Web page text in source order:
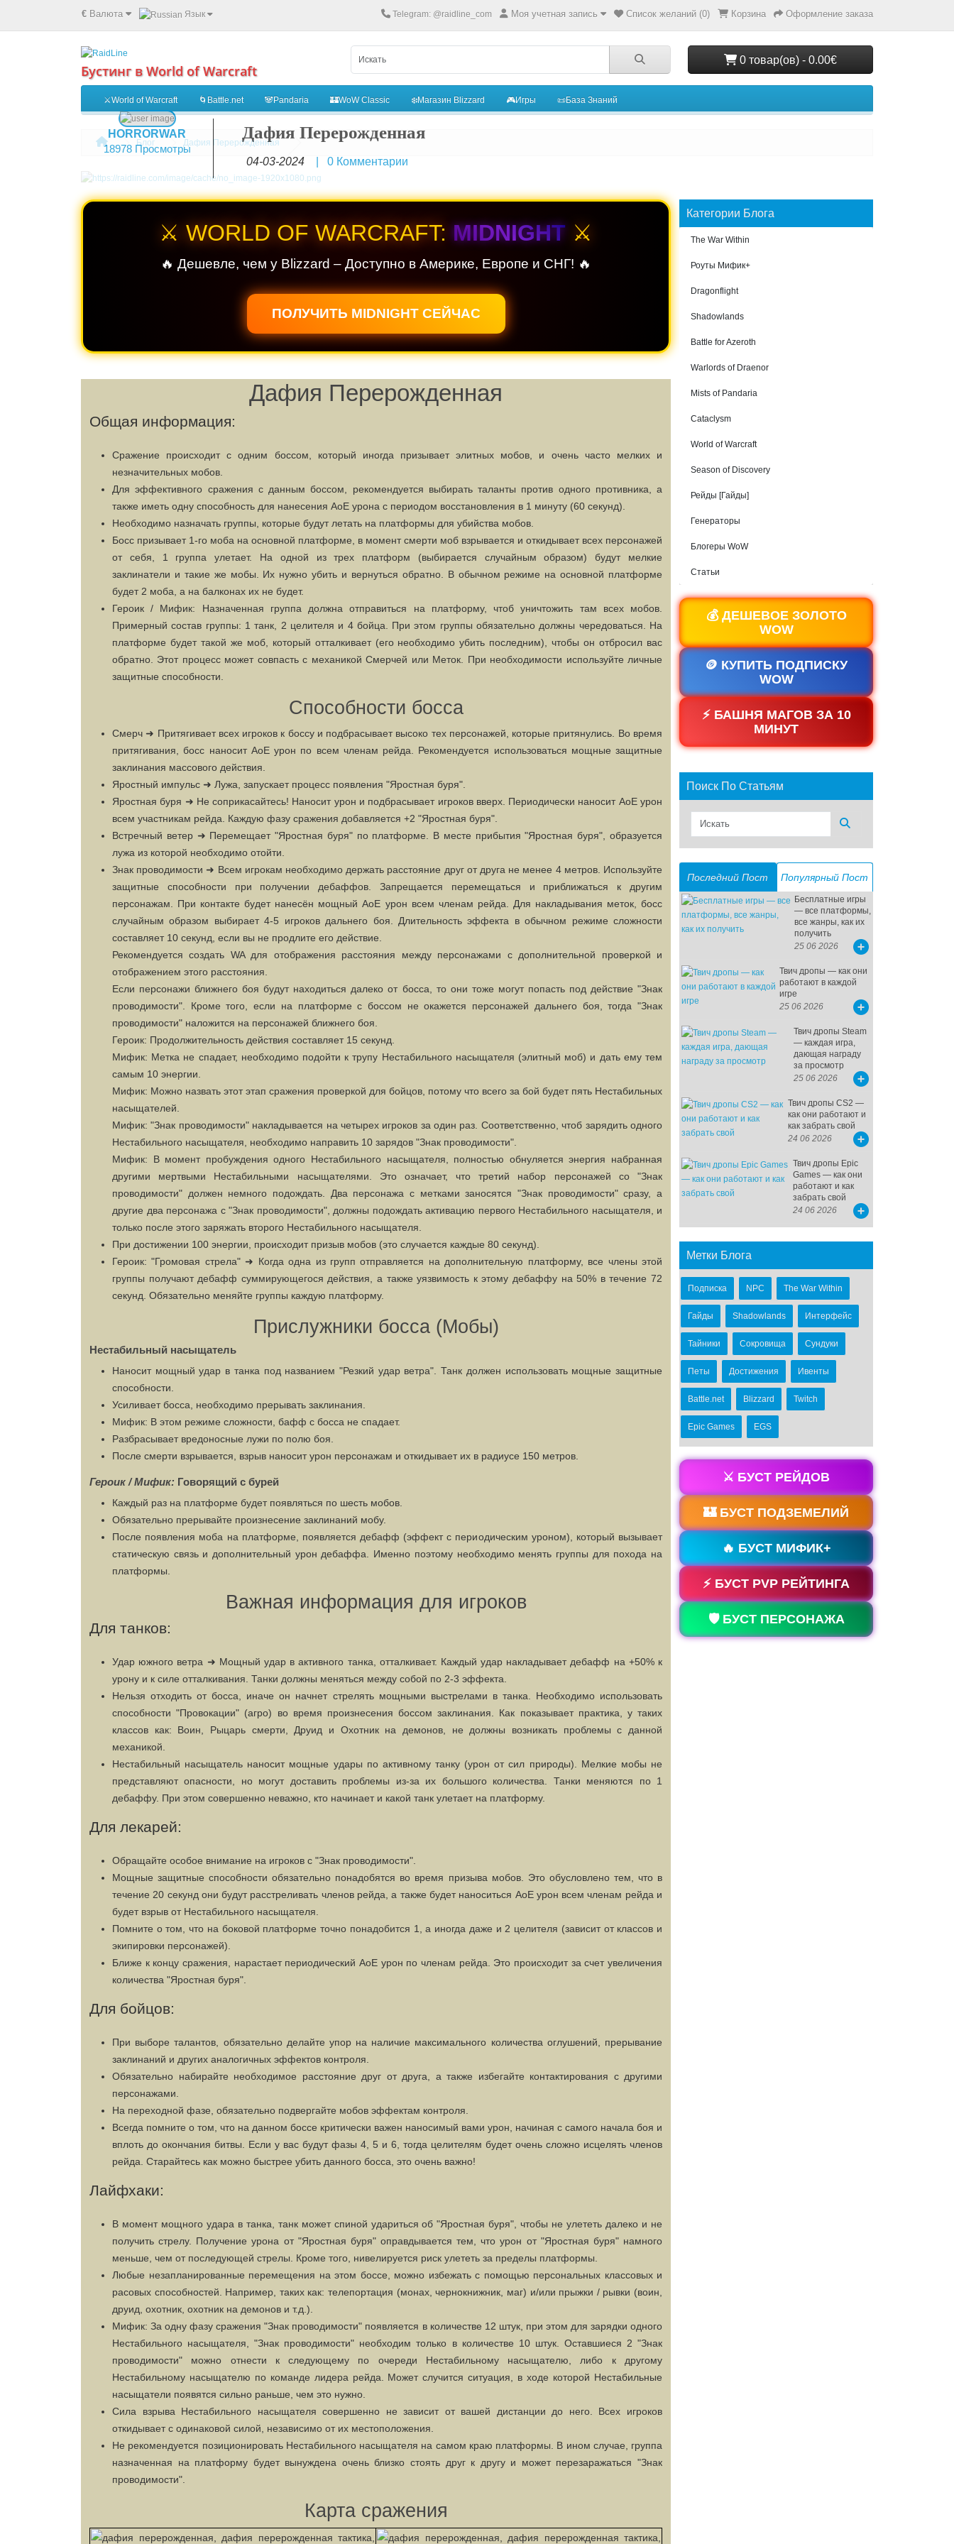
€ Валюта Язык Telegram: @raidline_com Моя учетная запись Список желаний (0) Корзина Оформление заказа
Бустинг в World of Warcraft
0 товар(ов) - 0.00€
⚔️World of Warcraft 🌀Battle.net 🐼Pandaria 🏰WoW Classic ❄️Магазин Blizzard 🎮Игры 📜База Знаний
Блог Дафия Перерожденная
HORRORWAR
18978 Просмотры
Дафия Перерожденная
04-03-2024 0 Комментарии
⚔️ WORLD OF WARCRAFT: MIDNIGHT ⚔️
🔥 Дешевле, чем у Blizzard – Доступно в Америке, Европе и СНГ! 🔥
ПОЛУЧИТЬ MIDNIGHT СЕЙЧАС
Дафия Перерожденная
Общая информация:
Сражение происходит с одним боссом, который иногда призывает элитных мобов, и очень часто мелких и
незначительных мобов.
Для эффективного сражения с данным боссом, рекомендуется выбирать таланты против одного противника, а
также иметь одну способность для нанесения АоЕ урона с периодом восстановления в 1 минуту (60 секунд).
Необходимо назначать группы, которые будут летать на платформы для убийства мобов.
Босс призывает 1-го моба на основной платформе, в момент смерти моб взрывается и откидывает всех персонажей
от себя, 1 группа улетает. На одной из трех платформ (выбирается случайным образом) будут мелкие
заклинатели и такие же мобы. Их нужно убить и вернуться обратно. В обычном режиме на основной платформе
будет 2 моба, а на балконах их не будет.
Героик / Мифик: Назначенная группа должна отправиться на платформу, чтоб уничтожить там всех мобов.
Примерный состав группы: 1 танк, 2 целителя и 4 бойца. При этом группы обязательно должны чередоваться. На
платформе будет такой же моб, который отталкивает (его необходимо убить последним), чтобы он отбросил вас
обратно. Этот процесс может совпасть с механикой Смерчей или Меток. При необходимости используйте личные
защитные способности.
Способности босса
Смерч ➜ Притягивает всех игроков к боссу и подбрасывает высоко тех персонажей, которые притянулись. Во время
притягивания, босс наносит АоЕ урон по всем членам рейда. Рекомендуется использоваться мощные защитные
заклинания массового действия.
Яростный импульс ➜ Лужа, запускает процесс появления "Яростная буря".
Яростная буря ➜ Не соприкасайтесь! Наносит урон и подбрасывает игроков вверх. Периодически наносит АоЕ урон
всем участникам рейда. Каждую фазу сражения добавляется +2 "Яростная буря".
Встречный ветер ➜ Перемещает "Яростная буря" по платформе. В месте прибытия "Яростная буря", образуется
лужа из которой необходимо отойти.
Знак проводимости ➜ Всем игрокам необходимо держать расстояние друг от друга не менее 4 метров. Используйте
защитные способности при получении дебаффов. Запрещается перемещаться и приближаться к другим
персонажам. При контакте будет нанесён мощный АоЕ урон всем членам рейда. Для накладывания меток, босс
случайным образом выбирает 4-5 игроков дальнего боя. Длительность эффекта в обычном режиме сложности
составляет 10 секунд, если вы не продлите его действие.
Рекомендуется создать WA для отображения расстояния между персонажами с дополнительной проверкой и
отображением этого расстояния.
Если персонажи ближнего боя будут находиться далеко от босса, то они тоже могут попасть под действие "Знак
проводимости". Кроме того, если на платформе с боссом не окажется персонажей дальнего боя, тогда "Знак
проводимости" наложится на персонажей ближнего боя.
Героик: Продолжительность действия составляет 15 секунд.
Мифик: Метка не спадает, необходимо подойти к трупу Нестабильного насыщателя (элитный моб) и дать ему тем
самым 10 энергии.
Мифик: Можно назвать этот этап сражения проверкой для бойцов, потому что всего за бой будет пять Нестабильных
насыщателей.
Мифик: "Знак проводимости" накладывается на четырех игроков за один раз. Соответственно, чтоб зарядить одного
Нестабильного насыщателя, необходимо направить 10 зарядов "Знак проводимости".
Мифик: В момент пробуждения одного Нестабильного насыщателя, полностью обнуляется энергия набранная
другими мертвыми Нестабильными насыщателями. Это означает, что третий набор персонажей со "Знак
проводимости" должен немного подождать. Два персонажа с метками заносятся "Знак проводимости" сразу, а
другие два персонажа с "Знак проводимости", должны подождать активацию первого Нестабильного насыщателя, и
только после этого заряжать второго Нестабильного насыщателя.
При достижении 100 энергии, происходит призыв мобов (это случается каждые 80 секунд).
Героик: "Громовая стрела" ➜ Когда одна из групп отправляется на дополнительную платформу, все члены этой
группы получают дебафф суммирующегося действия, а также уязвимость к этому дебаффу на 50% в течение 72
секунд. Обязательно меняйте группы каждую платформу.
Прислужники босса (Мобы)
Нестабильный насыщатель
Наносит мощный удар в танка под названием "Резкий удар ветра". Танк должен использовать мощные защитные
способности.
Усиливает босса, необходимо прерывать заклинания.
Мифик: В этом режиме сложности, бафф с босса не спадает.
Разбрасывает вредоносные лужи по полю боя.
После смерти взрывается, взрыв наносит урон персонажам и откидывает их в радиусе 150 метров.
Героик / Мифик: Говорящий с бурей
Каждый раз на платформе будет появляться по шесть мобов.
Обязательно прерывайте произнесение заклинаний мобу.
После появления моба на платформе, появляется дебафф (эффект с периодическим уроном), который вызывает
статическую связь и дополнительный урон дебаффа. Именно поэтому необходимо менять группы для похода на
платформы.
Важная информация для игроков
Для танков:
Удар южного ветра ➜ Мощный удар в активного танка, отталкивает. Каждый удар накладывает дебафф на +50% к
урону и к силе отталкивания. Танки должны меняться между собой по 2-3 эффекта.
Нельзя отходить от босса, иначе он начнет стрелять мощными выстрелами в танка. Необходимо использовать
способности "Провокации" (агро) во время произнесения боссом заклинания. Как показывает практика, у таких
классов как: Воин, Рыцарь смерти, Друид и Охотник на демонов, не должны возникать проблемы с данной
механикой.
Нестабильный насыщатель наносит мощные удары по активному танку (урон от сил природы). Мелкие мобы не
представляют опасности, но могут доставить проблемы из-за их большого количества. Танки меняются по 1
дебаффу. При этом совершенно неважно, кто начинает и какой танк улетает на платформу.
Для лекарей:
Обращайте особое внимание на игроков с "Знак проводимости".
Мощные защитные способности обязательно понадобятся во время призыва мобов. Это обусловлено тем, что в
течение 20 секунд они будут расстреливать членов рейда, а также будет наноситься АоЕ урон всем членам рейда и
будет взрыв от Нестабильного насыщателя.
Помните о том, что на боковой платформе точно понадобится 1, а иногда даже и 2 целителя (зависит от классов и
экипировки персонажей).
Ближе к концу сражения, нарастает периодический АоЕ урон по членам рейда. Это происходит за счет увеличения
количества "Яростная буря".
Для бойцов:
При выборе талантов, обязательно делайте упор на наличие максимального количества оглушений, прерывание
заклинаний и других аналогичных эффектов контроля.
Обязательно набирайте необходимое расстояние друг от друга, а также избегайте контактирования с другими
персонажами.
На переходной фазе, обязательно подвергайте мобов эффектам контроля.
Всегда помните о том, что на данном боссе критически важен наносимый вами урон, начиная с самого начала боя и
вплоть до окончания битвы. Если у вас будут фазы 4, 5 и 6, тогда целителям будет очень сложно исцелять членов
рейда. Старайтесь как можно быстрее убить данного босса, это очень важно!
Лайфхаки:
В момент мощного удара в танка, танк может спиной удариться об "Яростная буря", чтобы не улететь далеко и не
получить стрелу. Получение урона от "Яростная буря" оправдывается тем, что урон от "Яростная буря" намного
меньше, чем от последующей стрелы. Кроме того, нивелируется риск улететь за пределы платформы.
Любые незапланированные перемещения на этом боссе, можно избежать с помощью персональных классовых и
расовых способностей. Например, таких как: телепортация (монах, чернокнижник, маг) и/или прыжки / рывки (воин,
друид, охотник, охотник на демонов и т.д.).
Мифик: За одну фазу сражения "Знак проводимости" появляется в количестве 12 штук, при этом для зарядки одного
Нестабильного насыщателя, "Знак проводимости" необходим только в количестве 10 штук. Оставшиеся 2 "Знак
проводимости" можно отнести к следующему по очереди Нестабильному насыщателю, либо к другому
Нестабильному насыщателю по команде лидера рейда. Может случится ситуация, в ходе которой Нестабильные
насыщатели появятся сильно раньше, чем это нужно.
Сила взрыва Нестабильного насыщателя совершенно не зависит от вашей дистанции до него. Всех игроков
откидывает с одинаковой силой, независимо от их местоположения.
Не рекомендуется позиционировать Нестабильного насыщателя на самом краю платформы. В ином случае, группа
назначенная на платформу будет вынуждена очень близко стоять друг к другу и может перезаражаться "Знак
проводимости".
Карта сражения
Категории Блога
The War Within
Роуты Мифик+
Dragonflight
Shadowlands
Battle for Azeroth
Warlords of Draenor
Mists of Pandaria
Cataclysm
World of Warcraft
Season of Discovery
Рейды [Гайды]
Генераторы
Блогеры WoW
Статьи
💰 ДЕШЕВОЕ ЗОЛОТО
WOW
🪙 КУПИТЬ ПОДПИСКУ
WOW
⚡ БАШНЯ МАГОВ ЗА 10
МИНУТ
Поиск По Статьям
Последний Пост Популярный Пост
Бесплатные игры
— все платформы,
все жанры, как их
получить
25 06 2026
Твич дропы — как они
работают в каждой
игре
25 06 2026
Твич дропы Steam
— каждая игра,
дающая награду
за просмотр
25 06 2026
Твич дропы CS2 —
как они работают и
как забрать свой
24 06 2026
Твич дропы Epic
Games — как они
работают и как
забрать свой
24 06 2026
Метки Блога
Подписка NPC The War Within
Гайды Shadowlands Интерфейс
Тайники Сокровища Сундуки
Петы Достижения Ивенты
Battle.net Blizzard Twitch
Epic Games EGS
⚔️ БУСТ РЕЙДОВ
🏰 БУСТ ПОДЗЕМЕЛИЙ
🔥 БУСТ МИФИК+
⚡ БУСТ PVP РЕЙТИНГА
🛡️ БУСТ ПЕРСОНАЖА